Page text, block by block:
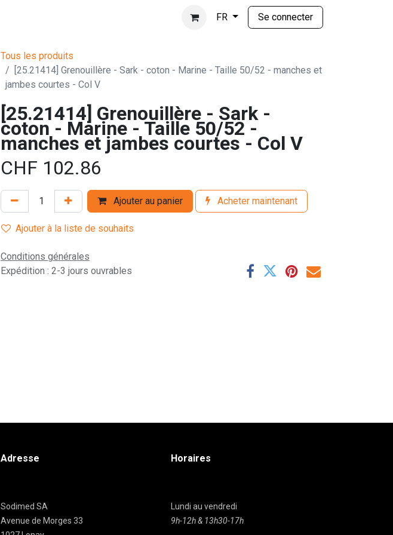
FR Se connecter
Tous les produits
[25.21414] Grenouillère - Sark - coton - Marine - Taille 50/52 - manches et
jambes courtes - Col V
[25.21414] Grenouillère - Sark -
coton - Marine - Taille 50/52 -
manches et jambes courtes - Col V
CHF 102.86
Ajouter au panier Acheter maintenant
Ajouter à la liste de souhaits
Conditions générales
Expédition : 2-3 jours ouvrables
Adresse
Sodimed SA
Avenue de Morges 33
Horaires
Lundi au vendredi
9h-12h & 13h30-17h